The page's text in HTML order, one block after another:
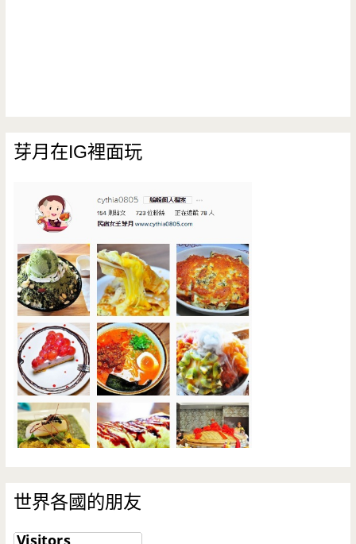
芽月在IG裡面玩
世界各國的朋友